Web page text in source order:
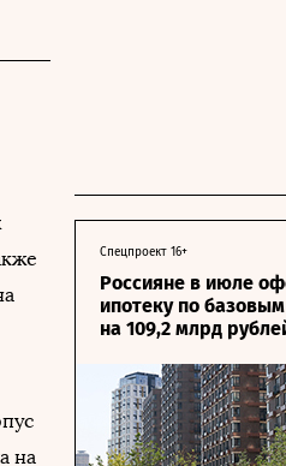
на
Спецпроект 16+
Россияне в июле
ипотеку по
на 109,2 млрд